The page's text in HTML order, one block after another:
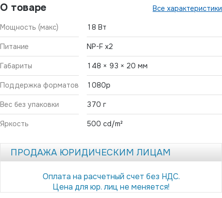
ПРОДАЖА ЮРИДИЧЕСКИМ ЛИЦАМ
Оплата на расчетный счет без НДС.
Цена для юр. лиц не меняется!
О товаре Все характеристики
Мощность (макс) 18 Вт
Питание NP-F х2
Габариты 148 × 93 × 20 мм
Поддержка форматов 1080p
Вес без упаковки 370 г
Яркость 500 cd/m²